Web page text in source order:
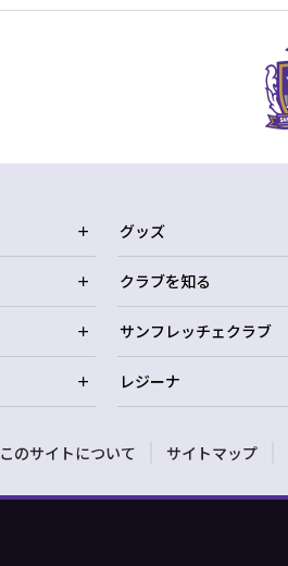
グッズ
クラブを知る
サンフレッチェクラブ
レジーナ
このサイトについて サイトマップ